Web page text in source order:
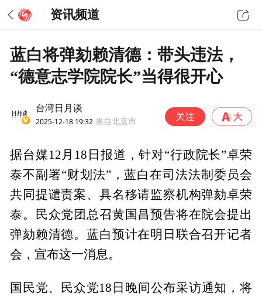
资讯频道
蓝白将弹劾赖清德：带头违法，
“德意志学院院长”当得很开心
台湾日月谈
2025-12-18 19:32 来自北京市
据台媒12月18日报道，针对“行政院长”卓荣
泰不副署“财划法”，蓝白在司法法制委员会
共同提谴责案、具名移请监察机构弹劾卓荣
泰。民众党团总召黄国昌预告将在院会提出
弹劾赖清德。蓝白预计在明日联合召开记者
会，宣布这一消息。
国民党、民众党18日晚间公布采访通知，将